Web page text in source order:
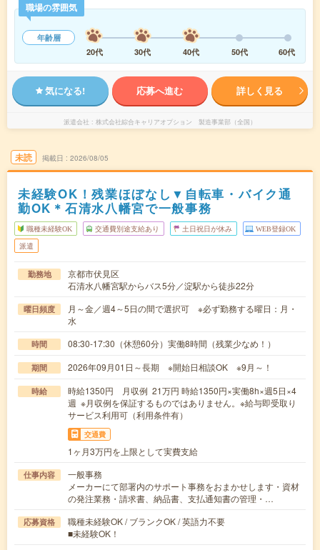
職場の雰囲気
年齢層
20代
30代 40代 50代 60代
気になる! 応募へ進む 詳しく見る
派遣会社 株式会社綜合キャリアオプション 製造事業部（全国）
未読 掲載日 2026/08/05
未経験OK！残業ほぼなし▼自転車・バイク通
勤OK＊石清水八幡宮で一般事務
職種未経験OK 交通費別途支給あり 土日祝日が休み WEB登録OK
派遣
勤務地
京都市伏見区
石清水八幡宮駅からバス5分／淀駅から徒歩22分
曜日頻度
月～金／週4～5日の間で選択可 ※必ず勤務する曜日：月・
水
時間 08:30-17:30（休憩60分）実働8時間（残業少なめ！）
期間 2026年09月01日～長期 ※開始日相談OK ※9月～！
時給
時給1350円 月収例 21万円 時給1350円×実働8h×週5日×4
週 ※月収例を保証するものではありません。※給与即受取り
サービス利用可（利用条件有）
交通費
1ヶ月3万円を上限として実費支給
仕事内容
一般事務
メーカーにて部署内のサポート事務をおまかせします・資材
の発注業務・請求書、納品書、支払通知書の管理・…
応募資格
職種未経験OK / ブランクOK / 英語力不要
■未経験OK！